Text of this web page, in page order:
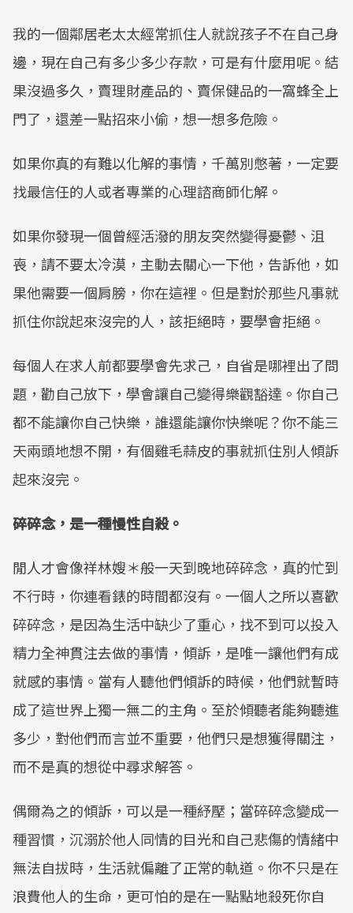
我的一個鄰居老太太經常抓住人就說孩子不在自己身
邊，現在自己有多少多少存款，可是有什麼用呢。結
果沒過多久，賣理財產品的、賣保健品的一窩蜂全上
門了，還差一點招來小偷，想一想多危險。
如果你真的有難以化解的事情，千萬別憋著，一定要
找最信任的人或者專業的心理諮商師化解。
如果你發現一個曾經活潑的朋友突然變得憂鬱、沮
喪，請不要太冷漠，主動去關心一下他，告訴他，如
果他需要一個肩膀，你在這裡。但是對於那些凡事就
抓住你說起來沒完的人，該拒絕時，要學會拒絕。
每個人在求人前都要學會先求己，自省是哪裡出了問
題，勸自己放下，學會讓自己變得樂觀豁達。你自己
都不能讓你自己快樂，誰還能讓你快樂呢？你不能三
天兩頭地想不開，有個雞毛蒜皮的事就抓住別人傾訴
起來沒完。
碎碎念，是一種慢性自殺。
閒人才會像祥林嫂＊般一天到晚地碎碎念，真的忙到
不行時，你連看錶的時間都沒有。一個人之所以喜歡
碎碎念，是因為生活中缺少了重心，找不到可以投入
精力全神貫注去做的事情，傾訴，是唯一讓他們有成
就感的事情。當有人聽他們傾訴的時候，他們就暫時
成了這世界上獨一無二的主角。至於傾聽者能夠聽進
多少，對他們而言並不重要，他們只是想獲得關注，
而不是真的想從中尋求解答。
偶爾為之的傾訴，可以是一種紓壓；當碎碎念變成一
種習慣，沉溺於他人同情的目光和自己悲傷的情緒中
無法自拔時，生活就偏離了正常的軌道。你不只是在
浪費他人的生命，更可怕的是在一點點地殺死你自